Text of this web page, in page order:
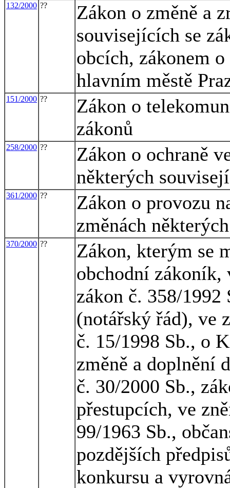
132/2000 ??
Zákon o změně a
souvisejících se
obcích, zákonem
hlavním městě
151/2000 ??
Zákon o
zákonů
258/2000 ??
Zákon o ochraně
některých
361/2000 ??
Zákon o provozu
změnách
370/2000 ??
Zákon, kterým se
obchodní zákoník,
zákon č. 358/
(notářský řád), ve
č. 15/1998 Sb., o
změně a doplnění
č. 30/2000 Sb.,
přestupcích, ve
99/1963 Sb.,
pozdějších
konkursu a